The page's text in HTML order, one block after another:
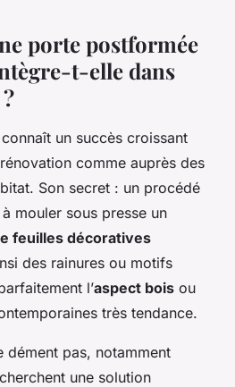
porte postformée
t-elle dans
connaît un succès croissant
comme auprès des
Son secret : un procédé
mouler sous presse un
feuilles décoratives
des rainures ou motifs
l’aspect bois ou
très tendance.
dément pas, notamment
une solution